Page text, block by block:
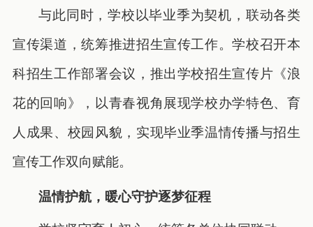
与此同时，学校以毕业季为契机，联动各类
宣传渠道，统筹推进招生宣传工作。学校召开本
科招生工作部署会议，推出学校招生宣传片《浪
花的回响》，以青春视角展现学校办学特色、育
人成果、校园风貌，实现毕业季温情传播与招生
宣传工作双向赋能。
温情护航，暖心守护逐梦征程